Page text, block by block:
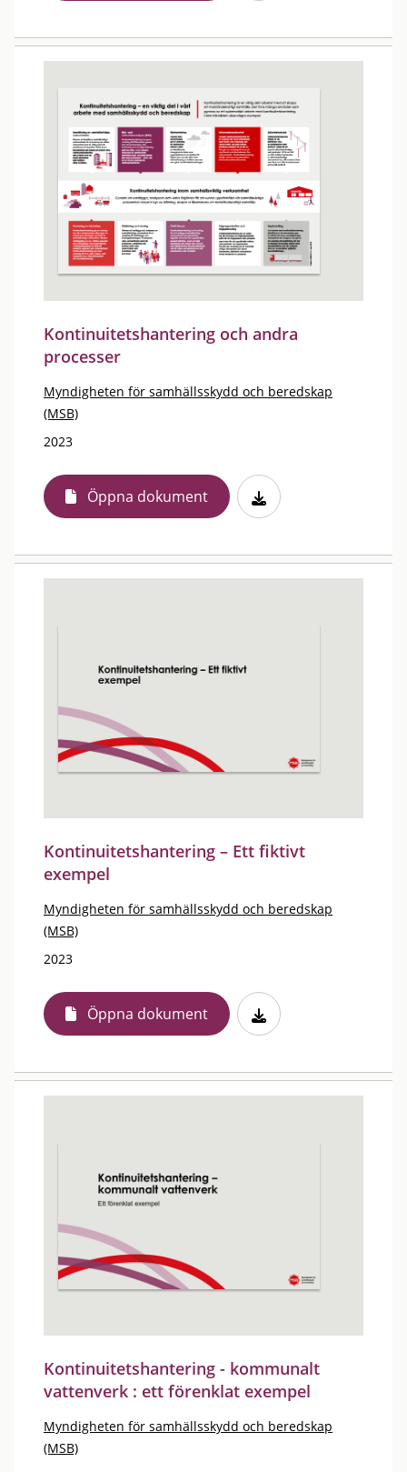
Kontinuitetshantering och andra
processer
Myndigheten för samhällsskydd och beredskap
(MSB)
2023
Öppna dokument
Kontinuitetshantering – Ett fiktivt
exempel
Myndigheten för samhällsskydd och beredskap
(MSB)
2023
Öppna dokument
Kontinuitetshantering - kommunalt
vattenverk : ett förenklat exempel
Myndigheten för samhällsskydd och beredskap
(MSB)